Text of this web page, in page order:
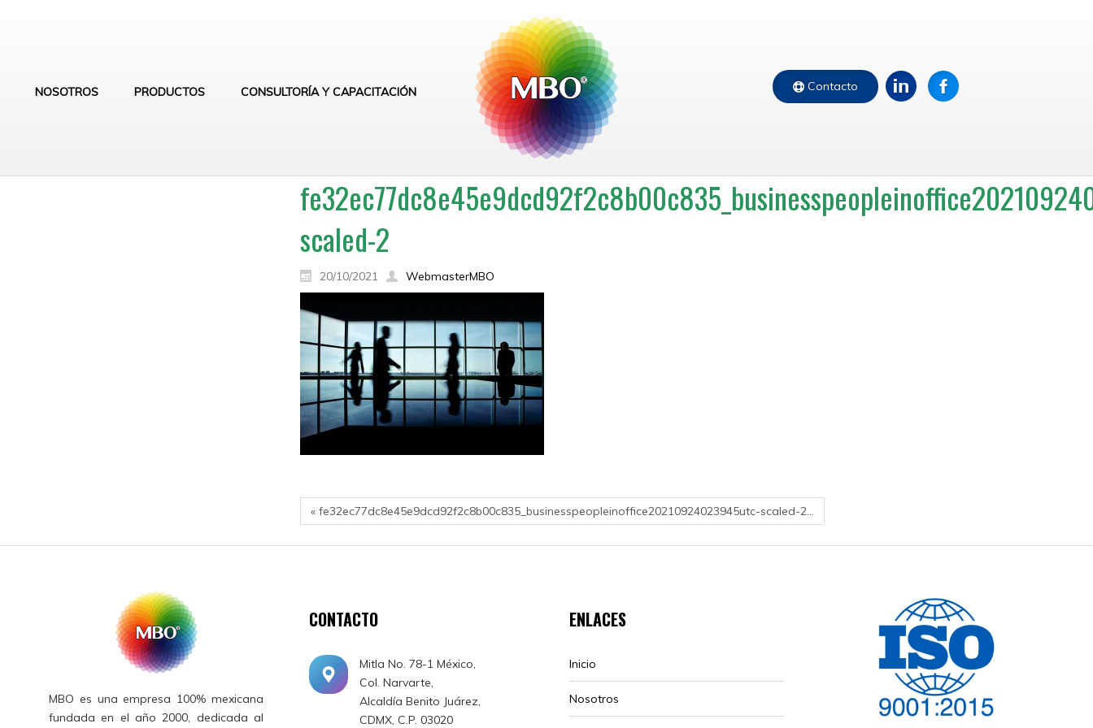
NOSOTROS PRODUCTOS CONSULTORÍA Y CAPACITACIÓN Contacto
scaled-2
20/10/2021 WebmasterMBO
« fe32ec77dc8e45e9dcd92f2c8b00c835_businesspeopleinoffice20210924023945utc-scaled-2…
MBO es una empresa 100% mexicana
fundada en el año 2000, dedicada al
CONTACTO
Mitla No. 78-1 México,
Col. Narvarte,
Alcaldía Benito Juárez,
CDMX, C.P. 03020
ENLACES
Inicio
Nosotros